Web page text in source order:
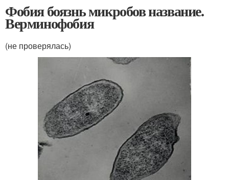
Фобия боязнь микробов название.
Верминофобия
(не проверялась)